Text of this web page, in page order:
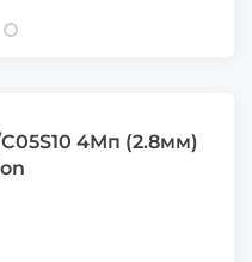
4Мп (2.8мм)